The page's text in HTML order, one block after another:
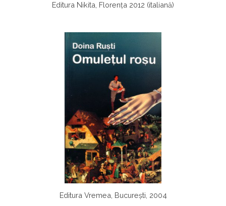
Editura Nikita, Florența 2012 (italiană)
Editura Vremea, București, 2004